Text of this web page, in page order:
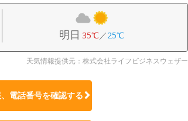
明日 35℃／25℃
天気情報提供元：株式会社ライフビジネスウェザー
電話番号を確認する